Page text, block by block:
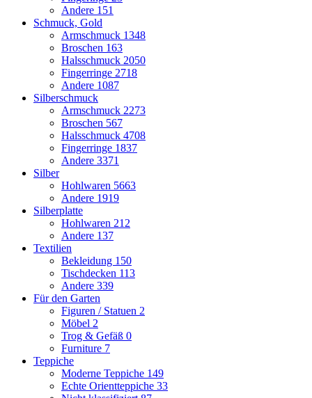
Andere 151
Schmuck, Gold
Armschmuck 1348
Broschen 163
Halsschmuck 2050
Fingerringe 2718
Andere 1087
Silberschmuck
Armschmuck 2273
Broschen 567
Halsschmuck 4708
Fingerringe 1837
Andere 3371
Silber
Hohlwaren 5663
Andere 1919
Silberplatte
Hohlwaren 212
Andere 137
Textilien
Bekleidung 150
Tischdecken 113
Andere 339
Für den Garten
Figuren / Statuen 2
Möbel 2
Trog & Gefäß 0
Furniture 7
Teppiche
Moderne Teppiche 149
Echte Orientteppiche 33